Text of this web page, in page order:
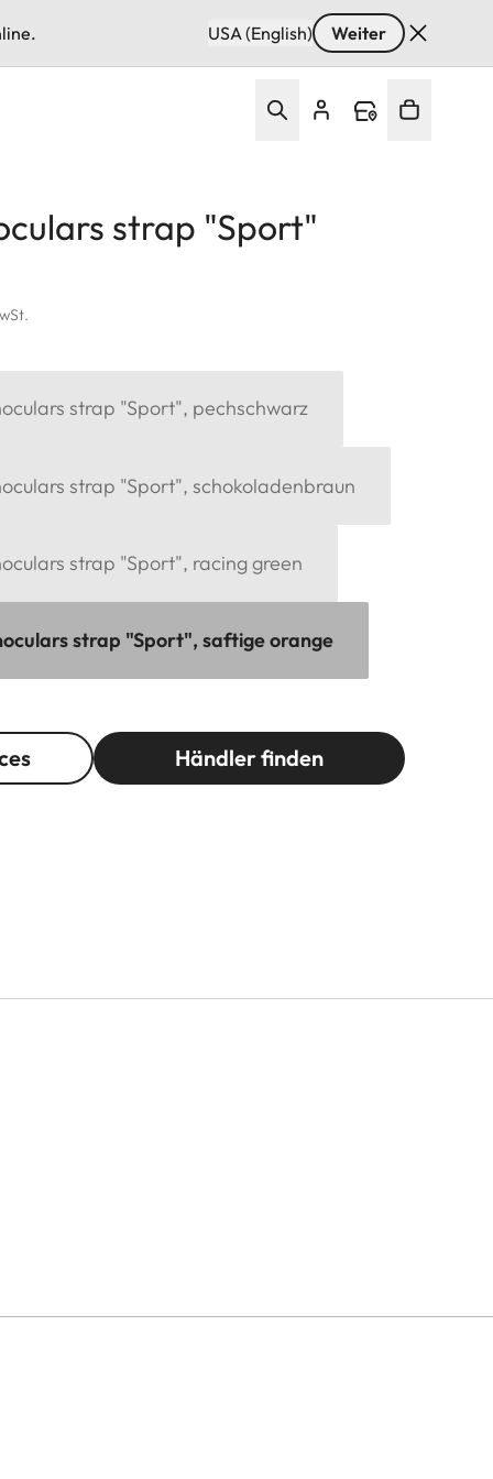
USA (English) Weiter
strap "Sport"
strap "Sport", pechschwarz
strap "Sport", schokoladenbraun
strap "Sport", racing green
strap "Sport", saftige orange
Händler finden